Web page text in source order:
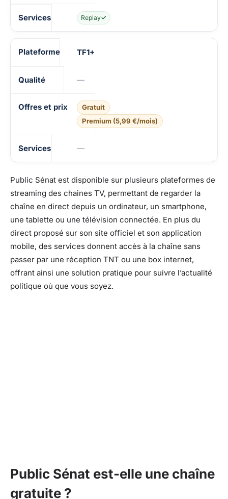
Replay✓
TF1+
—
Gratuit
Premium (5,99 €/mois)
—
Public Sénat est disponible sur plusieurs plateformes de
streaming des chaines TV, permettant de regarder la
chaîne en direct depuis un ordinateur, un smartphone,
une tablette ou une télévision connectée. En plus du
direct proposé sur son site officiel et son application
mobile, des services donnent accès à la chaîne sans
passer par une réception TNT ou une box internet,
offrant ainsi une solution pratique pour suivre l’actualité
politique où que vous soyez.
Public Sénat est-elle une chaîne
gratuite ?